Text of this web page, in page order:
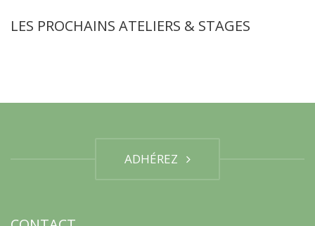
LES PROCHAINS ATELIERS & STAGES
ADHÉREZ